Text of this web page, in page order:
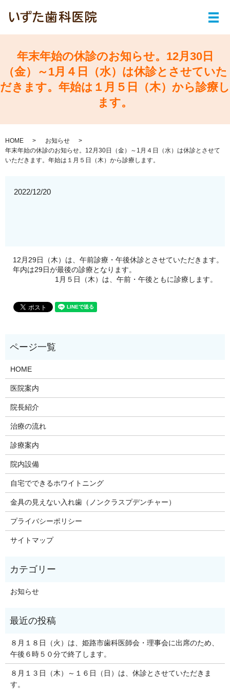
メ
年末年始の休診のお知らせ。12月30日
（金）～1月４日（水）は休診とさせていた
だきます。年始は１月５日（木）から診療し
ます。
HOME
お知らせ
年末年始の休診のお知らせ。12月30日（金）～1月４日（水）は休診とさせて
いただきます。年始は１月５日（木）から診療します。
2022/12/20
12月29日（木）は、午前診療・午後休診とさせていただきます。
年内は29日が最後の診療となります。
1月５日（木）は、午前・午後ともに診療します。
HOME
医院案内
院長紹介
治療の流れ
診療案内
院内設備
自宅でできるホワイトニング
金具の見えない入れ歯（ノンクラスプデンチャー）
プライバシーポリシー
サイトマップ
お知らせ
８月１８日（火）は、姫路市歯科医師会・理事会に出席のため、
午後６時５０分で終了します。
８月１３日（木）～１６日（日）は、休診とさせていただきま
す。